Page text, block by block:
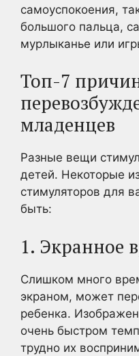
самоуспокоения,
большого пальца,
мурлыканье или
Топ-7
младенцев
Разные вещи
детей. Некоторые
стимуляторов для
быть:
1. Экранное
Слишком много
экраном, может
ребенка.
очень быстром
трудно их